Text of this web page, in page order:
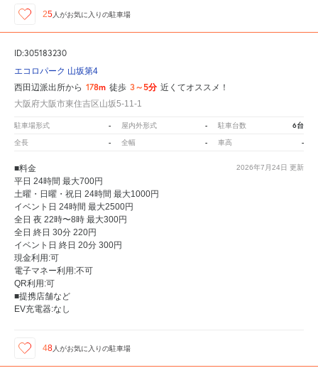
25 人がお気に入りの駐車場
ID:305183230
エコロパーク 山坂第4
西田辺派出所から 178m 徒歩 3～5分 近くてオススメ！
大阪府大阪市東住吉区山坂5-11-1
駐車場形式 - 屋内外形式 - 駐車台数 6台
全長 - 全幅 - 車高 -
2026年7月24日 更新
■料金
平日 24時間 最大700円
土曜・日曜・祝日 24時間 最大1000円
イベント日 24時間 最大2500円
全日 夜 22時〜8時 最大300円
全日 終日 30分 220円
イベント日 終日 20分 300円
現金利用:可
電子マネー利用:不可
QR利用:可
■提携店舗など
EV充電器:なし
48 人がお気に入りの駐車場